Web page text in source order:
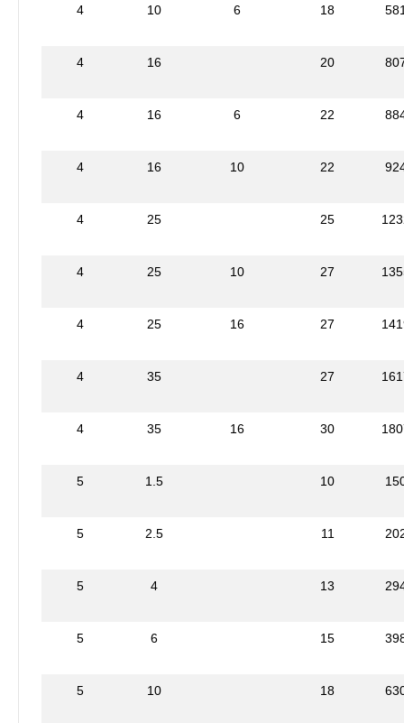
4 10 6 18
4 16 20
4 16 6 22
4 16 10 22
4 25 25
4 25 10 27
4 25 16 27
4 35 27
4 35 16 30
5 1.5 10
5 2.5 11
5 4 13
5 6 15
5 10 18